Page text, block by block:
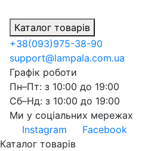
Каталог товарів
+38(093)975-38-90
support@lampala.com.ua
Графік роботи
Пн–Пт: з 10:00 до 19:00
Сб–Нд: з 10:00 до 19:00
Ми у соціальних мережах
Instagram
Facebook
Каталог товарів